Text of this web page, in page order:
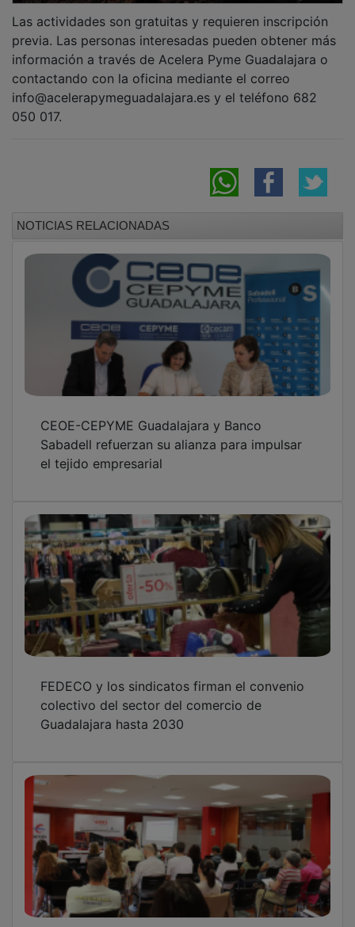
previa. Las personas interesadas pueden obtener más
información a través de Acelera Pyme Guadalajara o
contactando con la oficina mediante el correo
info@acelerapymeguadalajara.es y el teléfono 682
050 017.
Sabadell refuerzan su alianza para impulsar
el tejido empresarial
colectivo del sector del comercio de
Guadalajara hasta 2030